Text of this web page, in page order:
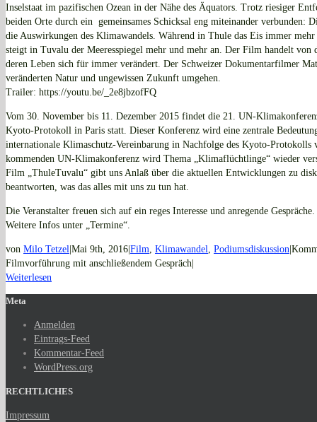
Inselstaat im pazifischen Ozean in der Nähe des Äquators. Trotz riesiger
beiden Orte durch ein gemeinsames Schicksal eng miteinander verbunden:
die Auswirkungen des Klimawandels. Während in Thule das Eis immer
steigt in Tuvalu der Meeresspiegel mehr und mehr an. Der Film handelt von
deren Leben sich für immer verändert. Der Schweizer Dokumentarfilmer
veränderten Natur und ungewissen Zukunft umgehen.
Trailer: https://youtu.be/_2e8jbzofFQ
Vom 30. November bis 11. Dezember 2015 findet die 21. UN-
Kyoto-Protokoll in Paris statt. Dieser Konferenz wird eine zentrale
internationale Klimaschutz-Vereinbarung in Nachfolge des Kyoto-Protokolls
kommenden UN-Klimakonferenz wird Thema „Klimaflüchtlinge“ wieder
Film „ThuleTuvalu“ gibt uns Anlaß über die aktuellen Entwicklungen zu
beantworten, was das alles mit uns zu tun hat.
Die Veranstalter freuen sich auf ein reges Interesse und anregende Gespräche.
Weitere Infos unter „Termine“.
von Milo Tetzel Mai 9th, 2016 Film, Klimawandel, Podiumsdiskussion
Filmvorführung mit anschließendem Gespräch
Weiterlesen
Meta
Anmelden
Eintrags-Feed
Kommentar-Feed
WordPress.org
RECHTLICHES
Impressum